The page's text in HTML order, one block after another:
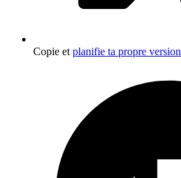
Copie et planifie ta propre version